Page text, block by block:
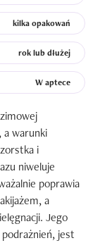
kilka opakowań
rok lub dłużej
W aptece
a warunki
i
niweluje
poprawia
a
Jego
jest